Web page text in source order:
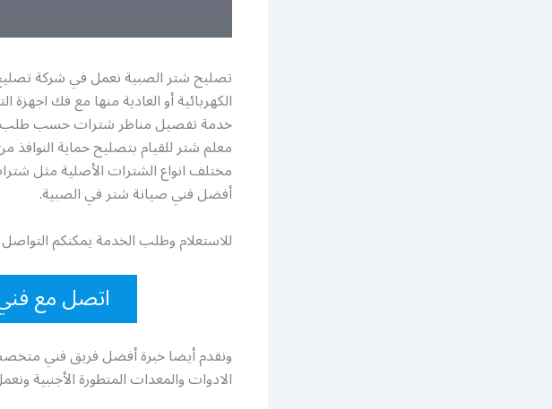
تصليح شتر الصبية نعمل في شركة
الكهربائية أو العادية منها مع فك
خدمة تفصيل مناظر شترات حسب طلب
معلم شتر للقيام بتصليح حماية
مختلف انواع الشترات الأصلية مثل
أفضل فني صيانة شتر في الصبية.
للاستعلام وطلب الخدمة يمكنكم
اتصل مع فني
ونقدم أيضا خبرة أفضل فريق فني
الادوات والمعدات المتطورة الأجنبية